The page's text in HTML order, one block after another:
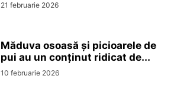
21 februarie 2026
Măduva osoasă și picioarele de
pui au un conținut ridicat de...
10 februarie 2026